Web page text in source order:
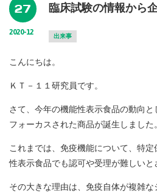
27
2020-12
臨床試験の情報から
出来事
こんにちは。
ＫＴ－１１研究員です。
さて、今年の機能性表示食品の動向
フォーカスされた商品が誕生しました。
これまでは、免疫機能について、特
性表示食品でも認可や受理が難しいと
その大きな理由は、免疫自体が複雑